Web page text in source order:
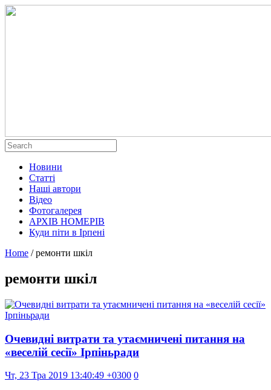
Новини
Статті
Наші автори
Відео
Фотогалерея
АРХІВ НОМЕРІВ
Куди піти в Ірпені
Home / ремонти шкіл
ремонти шкіл
Очевидні витрати та утаємничені питання на
«веселій сесії» Ірпіньради
Чт, 23 Тра 2019 13:40:49 +0300 0